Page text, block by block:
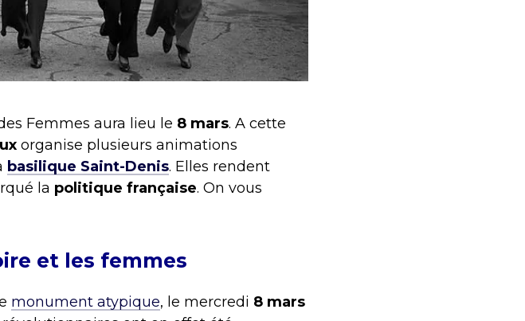
Femmes aura lieu le 8 mars. A cette
organise plusieurs animations
basilique Saint-Denis. Elles rendent
la politique française. On vous
et les femmes
monument atypique, le mercredi 8 mars